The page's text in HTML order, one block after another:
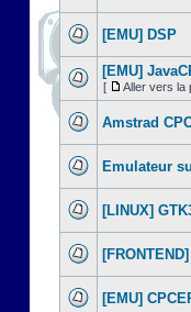
[EMU] DSP
[EMU]
[ Aller vers la
Amstrad
Emulateur
[LINUX]
[EMU]